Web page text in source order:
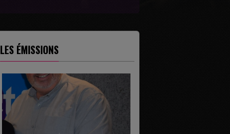
LES ÉMISSIONS